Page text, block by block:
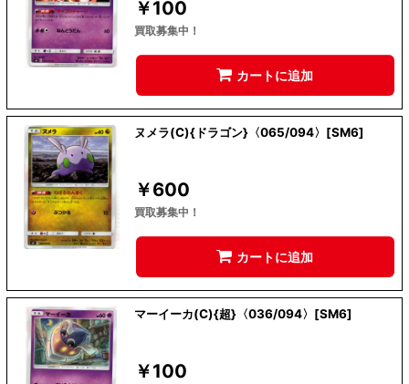
￥100
買取募集中！
カートに追加
ヌメラ(C){ドラゴン}〈065/094〉[SM6]
￥600
買取募集中！
カートに追加
マーイーカ(C){超}〈036/094〉[SM6]
￥100